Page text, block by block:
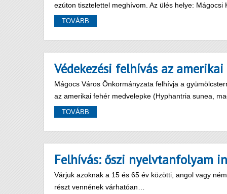
ezúton tisztelettel meghívom. Az ülés helye: Mágocsi
TOVÁBB
Védekezési felhívás az
Mágocs Város Önkormányzata felhívja a
az amerikai fehér medvelepke (Hyphantria sunea,
TOVÁBB
Felhívás: őszi nyelvtanfolyam
Várjuk azoknak a 15 és 65 év közötti, angol vagy
részt vennének várhatóan…